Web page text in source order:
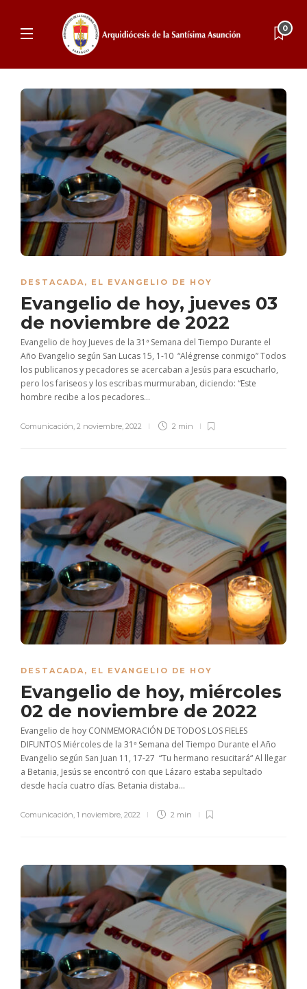
0
DESTACADA, EL EVANGELIO DE HOY
Evangelio de hoy, jueves 03
de noviembre de 2022
Evangelio de hoy Jueves de la 31ª Semana del Tiempo Durante el
Año Evangelio según San Lucas 15, 1-10 “Alégrense conmigo” Todos
los publicanos y pecadores se acercaban a Jesús para escucharlo,
pero los fariseos y los escribas murmuraban, diciendo: “Este
hombre recibe a los pecadores...
Comunicación, 2 noviembre, 2022 2 min
DESTACADA, EL EVANGELIO DE HOY
Evangelio de hoy, miércoles
02 de noviembre de 2022
Evangelio de hoy CONMEMORACIÓN DE TODOS LOS FIELES
DIFUNTOS Miércoles de la 31ª Semana del Tiempo Durante el Año
Evangelio según San Juan 11, 17-27 “Tu hermano resucitará“ Al llegar
a Betania, Jesús se encontró con que Lázaro estaba sepultado
desde hacía cuatro días. Betania distaba...
Comunicación, 1 noviembre, 2022 2 min